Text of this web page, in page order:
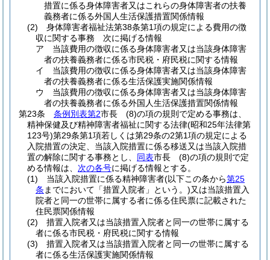
措置に係る身体障害者又はこれらの身体障害者の扶養
義務者に係る外国人生活保護措置関係情報
(2)
身体障害者福祉法第38条第1項の規定による費用の徴
収に関する事務 次に掲げる情報
ア
当該費用の徴収に係る身体障害者又は当該身体障害
者の扶養義務者に係る市民税・府民税に関する情報
イ
当該費用の徴収に係る身体障害者又は当該身体障害
者の扶養義務者に係る生活保護実施関係情報
ウ
当該費用の徴収に係る身体障害者又は当該身体障害
者の扶養義務者に係る外国人生活保護措置関係情報
第23条
条例別表第2市長 (8)の項の規則で定める事務は、
精神保健及び精神障害者福祉に関する法律(昭和25年法律第
123号)第29条第1項若しくは第29条の2第1項の規定による
入院措置の決定、当該入院措置に係る移送又は当該入院措
置の解除に関する事務とし、 同表市長 (8)の項の規則で定
める情報は、 次の各号に掲げる情報とする。
(1)
当該入院措置に係る精神障害者(以下この条から第25
条 までにおいて「措置入院者」という。)又は当該措置入
院者と同一の世帯に属する者に係る住民票に記載された
住民票関係情報
(2)
措置入院者又は当該措置入院者と同一の世帯に属する
者に係る市民税・府民税に関する情報
(3)
措置入院者又は当該措置入院者と同一の世帯に属する
者に係る生活保護実施関係情報